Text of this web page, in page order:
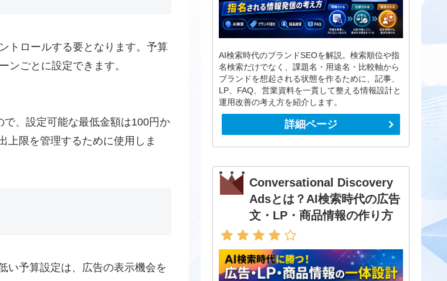
トロールする要となります。予算
ンごとに設定できます。
、設定可能な最低金額は100円か
上限を管理するために使用しま
い予算設定は、広告の表示機会を
AI検索時代のブランドSEOを解説。検索順位や指
名検索だけでなく、課題名・用途名・比較軸から
ブランドを想起される状態を作るために、記事、
LP、FAQ、営業資料を一貫して整える情報設計と
運用改善の考え方を紹介します。
詳細ページ
Conversational Discovery
Adsとは？AI検索時代の広告
文・LP・商品情報の作り方